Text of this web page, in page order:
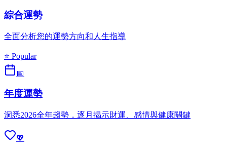
綜合運勢
全面分析您的運勢方向和人生指導
⭐ Popular
📅
年度運勢
洞悉2026全年趨勢，逐月揭示財運、感情與健康關鍵
💖